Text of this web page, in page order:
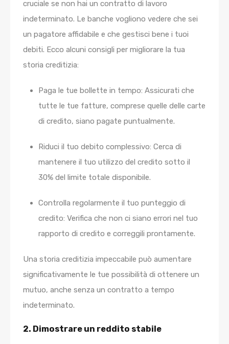
cruciale se non hai un contratto di lavoro
indeterminato. Le banche vogliono vedere che sei
un pagatore affidabile e che gestisci bene i tuoi
debiti. Ecco alcuni consigli per migliorare la tua
storia creditizia:
Paga le tue bollette in tempo: Assicurati che
tutte le tue fatture, comprese quelle delle carte
di credito, siano pagate puntualmente.
Riduci il tuo debito complessivo: Cerca di
mantenere il tuo utilizzo del credito sotto il
30% del limite totale disponibile.
Controlla regolarmente il tuo punteggio di
credito: Verifica che non ci siano errori nel tuo
rapporto di credito e correggili prontamente.
Una storia creditizia impeccabile può aumentare
significativamente le tue possibilità di ottenere un
mutuo, anche senza un contratto a tempo
indeterminato.
2. Dimostrare un reddito stabile